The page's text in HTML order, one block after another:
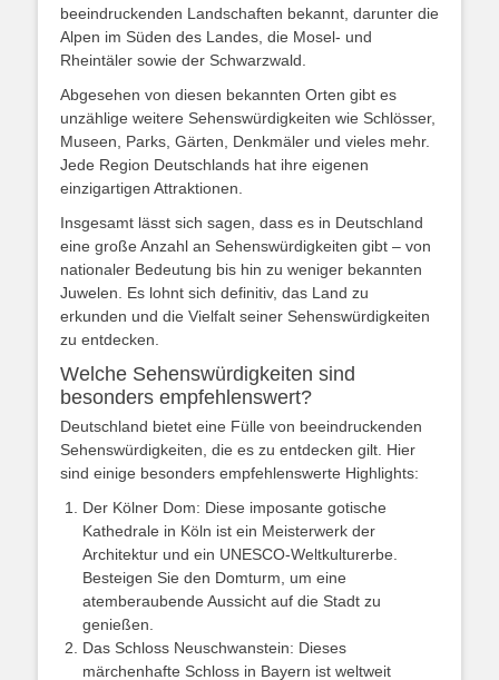
beeindruckenden Landschaften bekannt, darunter die
Alpen im Süden des Landes, die Mosel- und
Rheintäler sowie der Schwarzwald.
Abgesehen von diesen bekannten Orten gibt es
unzählige weitere Sehenswürdigkeiten wie Schlösser,
Museen, Parks, Gärten, Denkmäler und vieles mehr.
Jede Region Deutschlands hat ihre eigenen
einzigartigen Attraktionen.
Insgesamt lässt sich sagen, dass es in Deutschland
eine große Anzahl an Sehenswürdigkeiten gibt – von
nationaler Bedeutung bis hin zu weniger bekannten
Juwelen. Es lohnt sich definitiv, das Land zu
erkunden und die Vielfalt seiner Sehenswürdigkeiten
zu entdecken.
Welche Sehenswürdigkeiten sind
besonders empfehlenswert?
Deutschland bietet eine Fülle von beeindruckenden
Sehenswürdigkeiten, die es zu entdecken gilt. Hier
sind einige besonders empfehlenswerte Highlights:
Der Kölner Dom: Diese imposante gotische
Kathedrale in Köln ist ein Meisterwerk der
Architektur und ein UNESCO-Weltkulturerbe.
Besteigen Sie den Domturm, um eine
atemberaubende Aussicht auf die Stadt zu
genießen.
Das Schloss Neuschwanstein: Dieses
märchenhafte Schloss in Bayern ist weltweit